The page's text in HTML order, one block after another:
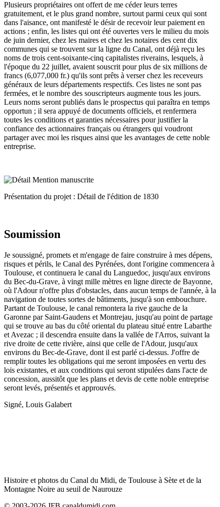
Plusieurs propriétaires ont offert de me céder leurs terres
gratuitement, et le plus grand nombre, surtout parmi ceux qui sont
dans l'aisance, ont manifesté le désir de recevoir leur paiement en
actions ; enfin, les listes qui ont été ouvertes vers le milieu du mois
de juin dernier, chez les maires et chez les notaires des cent dix
communes qui se trouvent sur la ligne du Canal, ont déjà reçu les
noms de trois cent-soixante-cinq capitalistes riverains, lesquels, à
l'époque du 22 juillet, avaient souscrit pour plus de six millions de
francs (6,077,000 fr.) qu'ils sont prêts à verser chez les receveurs
généraux de leurs départements respectifs. Ces listes ne sont pas
fermées, et le nombre des souscripteurs augmente tous les jours.
Leurs noms seront publiés dans le prospectus qui paraîtra en temps
opportun ; il sera appuyé de documents officiels, et renfermera
toutes les conditions et garanties nécessaires pour justifier la
confiance des actionnaires français ou étrangers qui voudront
partager avec moi les risques ainsi que les avantages de cette noble
entreprise.
Présentation du projet : Détail de l'édition de 1830
Soumission
Je soussigné, promets et m'engage de faire construire à mes dépens,
risques et périls, le Canal des Pyrénées, dont l'origine commencera à
Toulouse, et continuera le canal du Languedoc, jusqu'aux environs
du Bec-du-Grave, à vingt mille mètres en ligne directe de Bayonne,
où l'Adour n'offre plus d'obstacles, dans aucun temps de l'année, à la
navigation de toutes sortes de bâtiments, jusqu'à son embouchure.
Partant de Toulouse, le canal remontera la rive gauche de la
Garonne par Saint-Gaudens et Montrejau, jusqu'au point de partage
qui se trouve au bas du côté oriental du plateau situé entre Labarthe
et Avezac ; il descendra ensuite dans la vallée de l'Arros, suivant la
rive droite de cette rivière, ainsi que celle de l'Adour, jusqu'aux
environs du Bec-de-Grave, dont il est parlé ci-dessus. J'offre de
remplir toutes les obligations qui me seront imposées en vertu des
lois existantes, et aux conditions qui seront stipulées dans l'acte de
concession, aussitôt que les plans et devis de cette noble entreprise
seront levés, présentés et approuvés.
Signé, Louis Galabert
Histoire et photos du Canal du Midi, de Toulouse à Sète et de la
Montagne Noire au seuil de Naurouze